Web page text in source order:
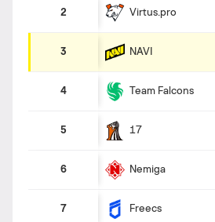
2 Virtus.pro
3 NAVI
4 Team Falcons
5 17
6 Nemiga
7 Freecs